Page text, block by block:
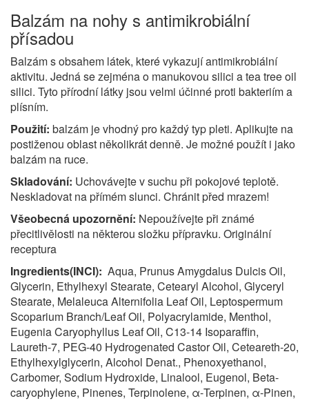
Balzám na nohy s antimikrobiální
přísadou
Balzám s obsahem látek, které vykazují antimikrobiální
aktivitu. Jedná se zejména o manukovou silici a tea tree oil
silici. Tyto přírodní látky jsou velmi účinné proti bakteriím a
plísním.
Použití: balzám je vhodný pro každý typ pleti. Aplikujte na
postiženou oblast několikrát denně. Je možné použít i jako
balzám na ruce.
Skladování: Uchovávejte v suchu při pokojové teplotě.
Neskladovat na přímém slunci. Chránit před mrazem!
Všeobecná upozornění: Nepoužívejte při známé
přecitlivělosti na některou složku přípravku. Originální
receptura
Ingredients(INCI): Aqua, Prunus Amygdalus Dulcis Oil,
Glycerin, Ethylhexyl Stearate, Cetearyl Alcohol, Glyceryl
Stearate, Melaleuca Alternifolia Leaf Oil, Leptospermum
Scoparium Branch/Leaf Oil, Polyacrylamide, Menthol,
Eugenia Caryophyllus Leaf Oil, C13-14 Isoparaffin,
Laureth-7, PEG-40 Hydrogenated Castor Oil, Ceteareth-20,
Ethylhexylglycerin, Alcohol Denat., Phenoxyethanol,
Carbomer, Sodium Hydroxide, Linalool, Eugenol, Beta-
caryophylene, Pinenes, Terpinolene, α-Terpinen, α-Pinen,